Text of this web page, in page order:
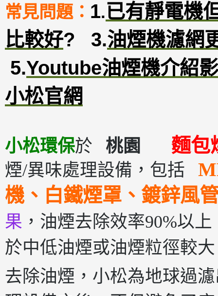
常見問題： 1.已有靜電機
比較好? 3.油煙機濾網
5.Youtube油煙機介紹
小松官網
小松環保於 桃園 麵
煙/異味處理設備，包括
機、白鐵煙罩、鍍鋅風
果 ，油煙去除效率90%以
於中低油煙或油煙粒徑較
去除油煙，小松為地球過